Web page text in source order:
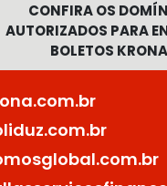
CONFIRA OS
AUTORIZADOS PARA
BOLETOS